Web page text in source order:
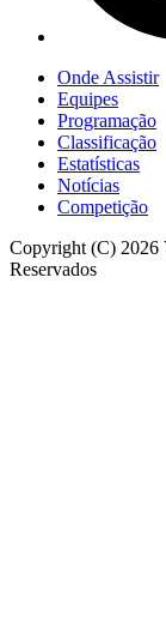
Onde Assistir
Equipes
Programação
Classificação
Estatísticas
Notícias
Competição
Copyright (C) 2026
Reservados